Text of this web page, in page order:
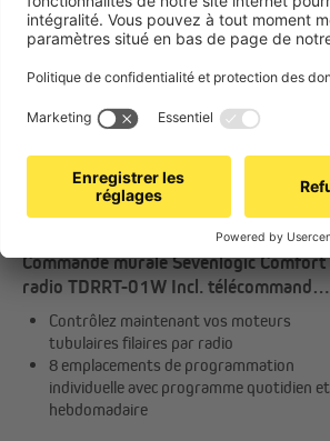
Commande murale Sevenlogic Comfort
radio TDRRT-01W Incl. télécommande
TDRC | 4x TDRRT-01W + 1x TDRC 04
Contrôlez maintenant vos moteurs
tubulaires filaires par radio
8 emplacements de programmation
individuelle avec programme quotidien et
hebdomadaire